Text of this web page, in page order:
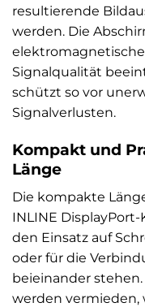
resultierende
werden. Die
Signalqualität
schützt so vor
Signalverlusten.
Kompakt und
Länge
Die kompakte
INLINE
den Einsatz auf
oder für die
beieinander
werden vermieden,